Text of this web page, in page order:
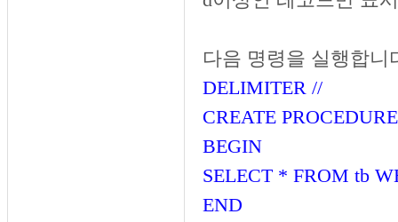
다음 명령을 실행합니
DELIMITER //
CREATE
BEGIN
SELECT * FROM tb
END